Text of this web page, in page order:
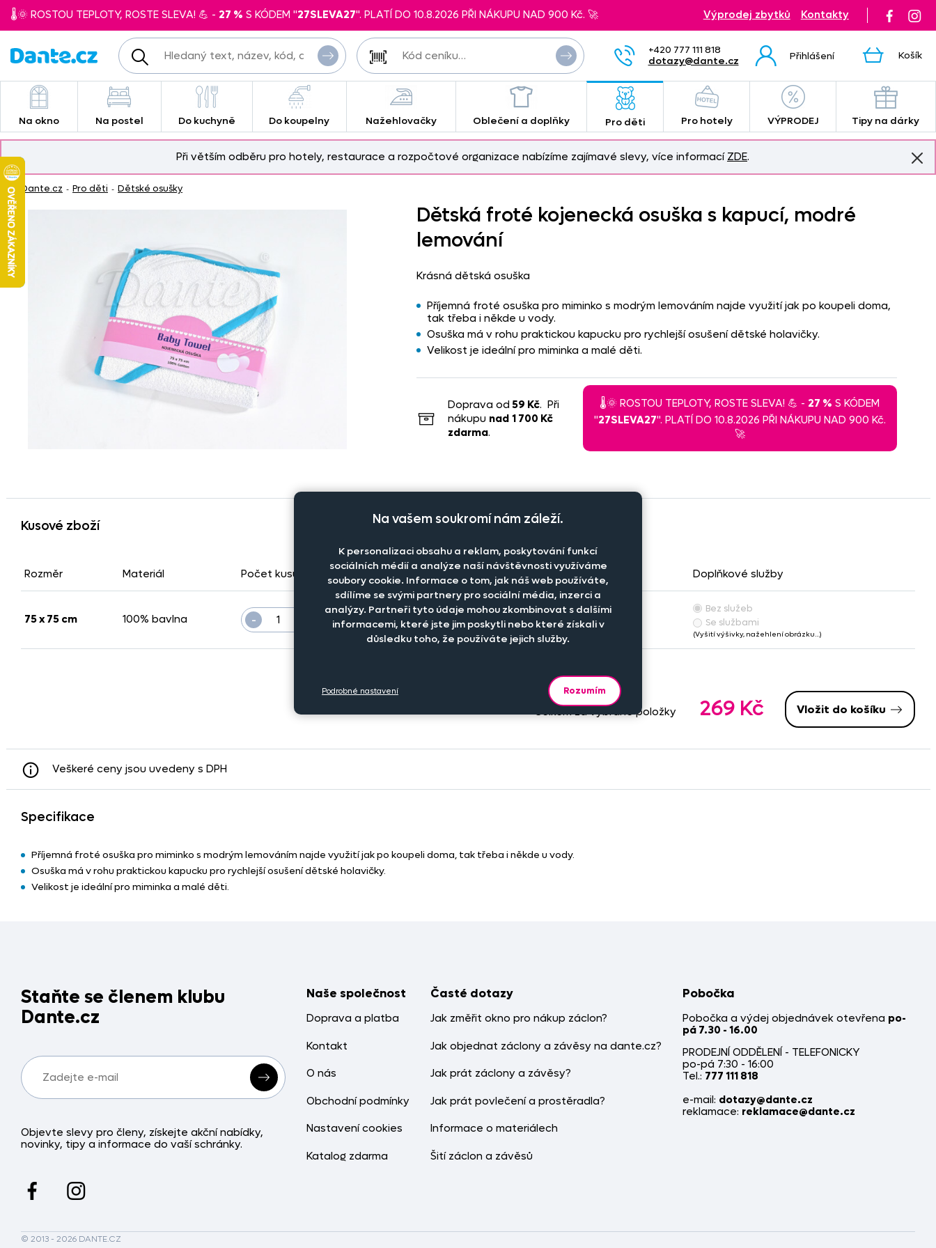
+420 777 111 818
dotazy@dante.cz
Přihlášení Košík
🌡️🌞 ROSTOU TEPLOTY, ROSTE SLEVA! 💪 - 27 % S KÓDEM "27SLEVA27". PLATÍ DO 10.8.2026 PŘI NÁKUPU NAD 900 Kč. 🚀 Výprodej zbytků Kontakty
Na okno Na postel Do kuchyně Do koupelny Nažehlovačky Oblečení a doplňky Pro děti Pro hotely VÝPRODEJ Tipy na dárky
Při větším odběru pro hotely, restaurace a rozpočtové organizace nabízíme zajímavé slevy, více informací ZDE.
Dante.cz - Pro děti - Dětské osušky
Dětská froté kojenecká osuška s kapucí, modré
lemování
Krásná dětská osuška
Příjemná froté osuška pro miminko s modrým lemováním najde využití jak po koupeli doma,
tak třeba i někde u vody.
Osuška má v rohu praktickou kapucku pro rychlejší osušení dětské holavičky.
Velikost je ideální pro miminka a malé děti.
Doprava od 59 Kč. Při
nákupu nad 1 700 Kč
zdarma.
🌡️🌞 ROSTOU TEPLOTY, ROSTE SLEVA! 💪 -27 % S KÓDEM
"27SLEVA27". PLATÍ DO 10.8.2026 PŘI NÁKUPU NAD 900 Kč.
🚀
Kusové zboží
Rozměr Materiál Počet kusů Cena na eshopu Dostupnost Doplňkové služby
75 x 75 cm 100% bavlna - 269 Kč Skladem
Bez služeb
Se službami
(Vyšití výšivky, nažehlení obrázku…)
Celkem za vybrané položky 269 Kč Vložit do košíku
Veškeré ceny jsou uvedeny s DPH
Specifikace
Příjemná froté osuška pro miminko s modrým lemováním najde využití jak po koupeli doma, tak třeba i někde u vody.
Osuška má v rohu praktickou kapucku pro rychlejší osušení dětské holavičky.
Velikost je ideální pro miminka a malé děti.
Staňte se členem klubu
Dante.cz
Objevte slevy pro členy, získejte akční nabídky,
novinky, tipy a informace do vaší schránky.
Naše společnost
Doprava a platba
Kontakt
O nás
Obchodní podmínky
Nastavení cookies
Katalog zdarma
Časté dotazy
Jak změřit okno pro nákup záclon?
Jak objednat záclony a závěsy na dante.cz?
Jak prát záclony a závěsy?
Jak prát povlečení a prostěradla?
Informace o materiálech
Šití záclon a závěsů
Pobočka
Pobočka a výdej objednávek otevřena po-
pá 7.30 - 16.00
PRODEJNÍ ODDĚLENÍ - TELEFONICKY
po-pá 7:30 - 16:00
Tel.: 777 111 818
e-mail: dotazy@dante.cz
reklamace: reklamace@dante.cz
© 2013 - 2026 DANTE.CZ
Na vašem soukromí nám záleží.
K personalizaci obsahu a reklam, poskytování funkcí
sociálních médií a analýze naší návštěvnosti využíváme
soubory cookie. Informace o tom, jak náš web používáte,
sdílíme se svými partnery pro sociální média, inzerci a
analýzy. Partneři tyto údaje mohou zkombinovat s dalšími
informacemi, které jste jim poskytli nebo které získali v
důsledku toho, že používáte jejich služby.
Rozumím
Podrobné nastavení